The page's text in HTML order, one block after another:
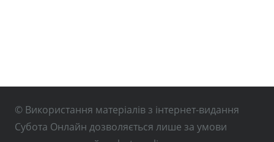
© Використання матеріалів з інтернет-видання
Субота Онлайн дозволяється лише за умови